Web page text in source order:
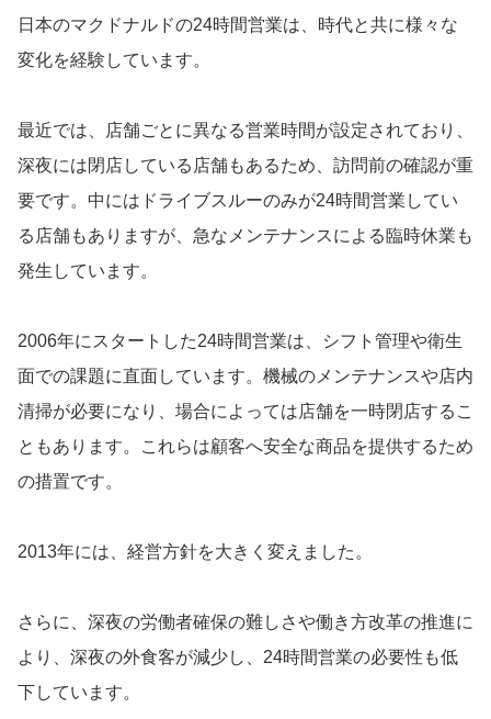
日本のマクドナルドの24時間営業は、時代と共に様々な
変化を経験しています。
最近では、店舗ごとに異なる営業時間が設定されており、
深夜には閉店している店舗もあるため、訪問前の確認が重
要です。中にはドライブスルーのみが24時間営業してい
る店舗もありますが、急なメンテナンスによる臨時休業も
発生しています。
2006年にスタートした24時間営業は、シフト管理や衛生
面での課題に直面しています。機械のメンテナンスや店内
清掃が必要になり、場合によっては店舗を一時閉店するこ
ともあります。これらは顧客へ安全な商品を提供するため
の措置です。
2013年には、経営方針を大きく変えました。
さらに、深夜の労働者確保の難しさや働き方改革の推進に
より、深夜の外食客が減少し、24時間営業の必要性も低
下しています。